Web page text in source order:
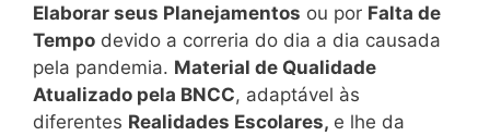
Elaborar seus Planejamentos ou por Falta de
Tempo devido a correria do dia a dia causada
pela pandemia. Material de Qualidade
Atualizado pela BNCC, adaptável às
diferentes Realidades Escolares, e lhe da